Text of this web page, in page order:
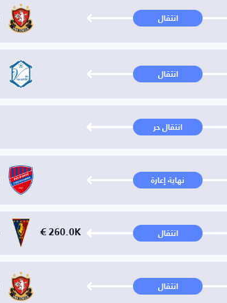
انتقال
انتقال
انتقال حر
نهاية إعارة
انتقال 260.0K €
انتقال